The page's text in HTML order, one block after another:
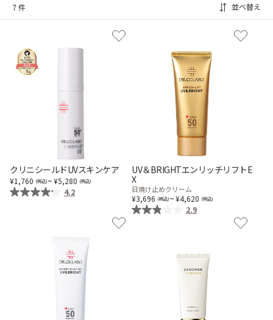
美容液
UVケア
商品カテゴリーから探す TOP
VC100ライン
メディカリフトライン
センシティブライン
モイスチャーライン
ブライトニングライン
プロダクトライン TOP
7 件 並べ替え
クリニシールドUVスキンケア
1,760 ~ 5,280
4.2
UV＆BRIGHTエンリッチリフトE
X
日焼け止めクリーム
3,696 ~ 4,620
2.9